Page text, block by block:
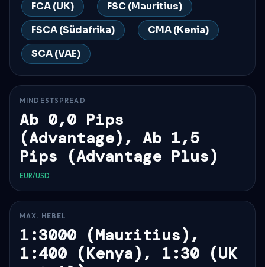
FCA (UK)
FSC (Mauritius)
FSCA (Südafrika)
CMA (Kenia)
SCA (VAE)
MINDESTSPREAD
Ab 0,0 Pips
(Advantage), Ab 1,5
Pips (Advantage Plus)
EUR/USD
MAX. HEBEL
1:3000 (Mauritius),
1:400 (Kenya), 1:30 (UK